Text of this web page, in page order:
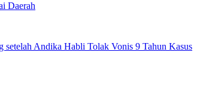
Daerah
Andika Habli Tolak Vonis 9 Tahun Kasus